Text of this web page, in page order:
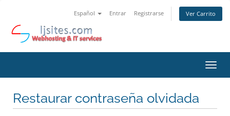
Español Entrar Registrarse Ver Carrito
Restaurar contraseña olvidada